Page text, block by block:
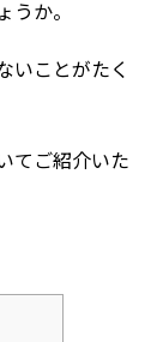
うか。
いことがたく
てご紹介いた